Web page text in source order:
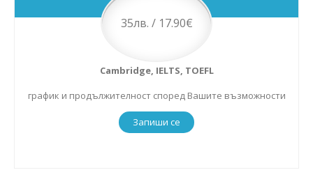
35лв. / 17.90€
Cambridge, IELTS, TOEFL
график и продължителност според Вашите възможности
Запиши се